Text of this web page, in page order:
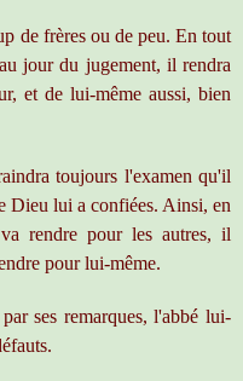
de frères ou de peu. En tout
jour du jugement, il rendra
et de lui-même aussi, bien
toujours l'examen qu'il
Dieu lui a confiées. Ainsi, en
rendre pour les autres, il
pour lui-même.
ses remarques, l'abbé lui-